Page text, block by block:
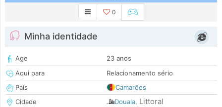
0
Minha identidade
Age
23 anos
Aqui para
Relacionamento sério
País
Camarões
Cidade
Douala, Littoral